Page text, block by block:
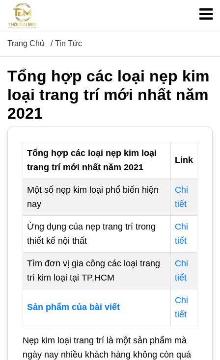
Trang Chủ Tin Tức
Tổng hợp các loại nẹp kim
loại trang trí mới nhất năm
2021
Tổng hợp các loại nẹp kim loại
trang trí mới nhất năm 2021
Link
Một số nẹp kim loại phổ biến hiện
nay
Chi
tiết
Ứng dụng của nẹp trang trí trong
thiết kế nội thất
Chi
tiết
Tìm đơn vị gia công các loại trang
trí kim loại tại TP.HCM
Chi
tiết
Sản phẩm của bài viết
Chi
tiết
Nẹp kim loại trang trí là một sản phẩm mà
ngày nay nhiều khách hàng không còn quá